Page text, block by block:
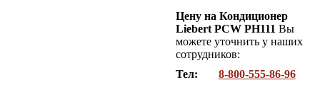
Цену на Кондиционер
Liebert PCW PH111 Вы
можете уточнить у наших
сотрудников:
Тел:
8-800-555-86-96